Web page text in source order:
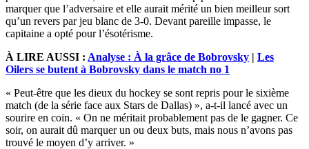
marquer que l’adversaire et elle aurait mérité un bien meilleur sort
qu’un revers par jeu blanc de 3-0. Devant pareille impasse, le
capitaine a opté pour l’ésotérisme.
À LIRE AUSSI : Analyse : À la grâce de Bobrovsky | Les
Oilers se butent à Bobrovsky dans le match no 1
« Peut-être que les dieux du hockey se sont repris pour le sixième
match (de la série face aux Stars de Dallas) », a-t-il lancé avec un
sourire en coin. « On ne méritait probablement pas de le gagner. Ce
soir, on aurait dû marquer un ou deux buts, mais nous n’avons pas
trouvé le moyen d’y arriver. »